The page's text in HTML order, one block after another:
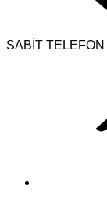
SABİT TELEFON